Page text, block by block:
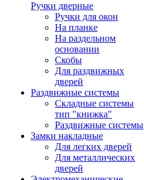
Ручки дверные
Ручки для окон
На планке
На раздельном
основании
Скобы
Для раздвижных
дверей
Раздвижные системы
Складные системы
тип "книжка"
Раздвижные системы
Замки накладные
Для легких дверей
Для металлических
дверей